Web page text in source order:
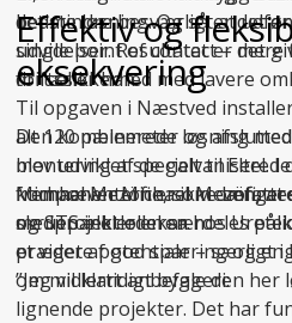
det mindre besværligt at
udvidelser. Resultatet er
driftssikkerhed med lavere
Den kombinerede løsning
blev udviklet specielt til Eltel. I
fremhæver Michael Mezöfi, at
medprojektlederen hos
præget af god sparring og
bedste løsning. Og så er det
single point of contact – det
fortæller han.
Effektiv og
eksekvering
Til opgaven i Næstved
alt 120 pælemeter og
montering af de
komponenterne, som
og STS inkl. oliekar.
Michael Mezöfi er ikke
skruepæle er en særdeles
et videre potentiale – særligt i
om midlertidigt byggeri:
”Jeg vil klart anbefale den her
lignende projekter. Det har